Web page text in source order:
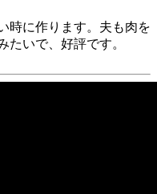
時に作ります。夫も肉を
たいで、好評です。